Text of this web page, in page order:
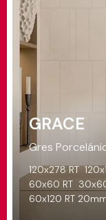
GRACE
Gres
120x278 RT
60x60 RT
60x120 RT